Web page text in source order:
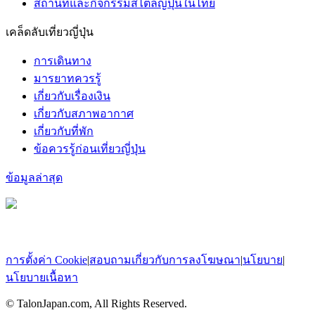
สถานที่และกิจกรรมสไตล์ญี่ปุ่นในไทย
เคล็ดลับเที่ยวญี่ปุ่น
การเดินทาง
มารยาทควรรู้
เกี่ยวกับเรื่องเงิน
เกี่ยวกับสภาพอากาศ
เกี่ยวกับที่พัก
ข้อควรรู้ก่อนเที่ยวญี่ปุ่น
ข้อมูลล่าสุด
การตั้งค่า Cookie|สอบถามเกี่ยวกับการลงโฆษณา|นโยบาย|
นโยบายเนื้อหา
© TalonJapan.com, All Rights Reserved.